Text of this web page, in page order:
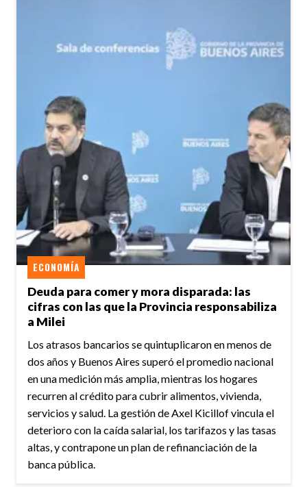
Deuda para comer y mora disparada: las
cifras con las que la Provincia responsabiliza
a Milei
ECONOMÍA
Los atrasos bancarios se quintuplicaron en menos de
dos años y Buenos Aires superó el promedio nacional
en una medición más amplia, mientras los hogares
recurren al crédito para cubrir alimentos, vivienda,
servicios y salud. La gestión de Axel Kicillof vincula el
deterioro con la caída salarial, los tarifazos y las tasas
altas, y contrapone un plan de refinanciación de la
banca pública.